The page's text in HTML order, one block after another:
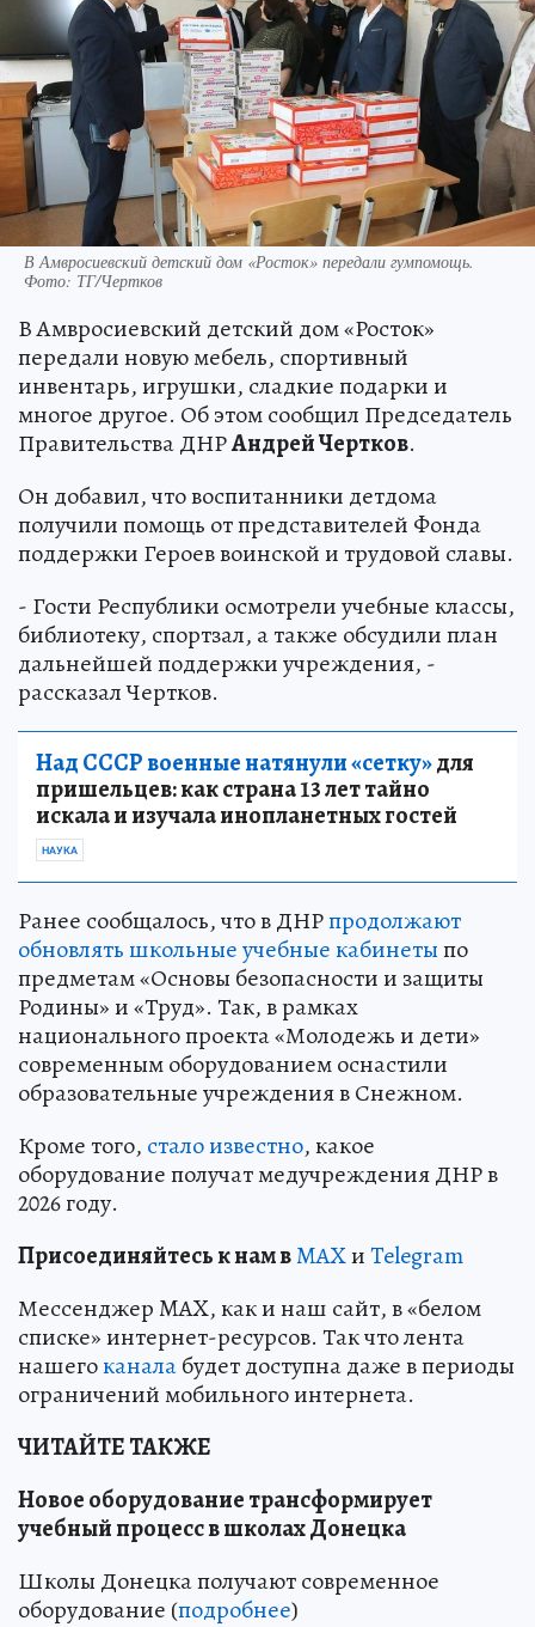
В Амвросиевский детский дом «Росток» передали гумпомощь.
Фото: ТГ/Чертков
В Амвросиевский детский дом «Росток»
передали новую мебель, спортивный
инвентарь, игрушки, сладкие подарки и
многое другое. Об этом сообщил Председатель
Правительства ДНРАндрей Чертков.
Он добавил, что воспитанники детдома
получили помощь от представителей Фонда
поддержки Героев воинской и трудовой славы.
- Гости Республики осмотрели учебные классы,
библиотеку, спортзал, а также обсудили план
дальнейшей поддержки учреждения, -
рассказал Чертков.
Над СССР военные натянули «сетку»для
пришельцев: как страна 13 лет тайно
искала и изучала инопланетных гостей
НАУКА
Ранее сообщалось, что в ДНРпродолжают
обновлять школьные учебные кабинетыпо
предметам «Основы безопасности и защиты
Родины» и «Труд». Так, в рамках
национального проекта «Молодежь и дети»
современным оборудованием оснастили
образовательные учреждения в Снежном.
Кроме того, стало известно, какое
оборудование получат медучреждения ДНР в
2026 году.
Присоединяйтесь к нам вMAXиTelegram
Мессенджер MAX, как и наш сайт, в «белом
списке» интернет-ресурсов. Так что лента
нашегоканалабудет доступна даже в периоды
ограничений мобильного интернета.
ЧИТАЙТЕ ТАКЖЕ
Новое оборудование трансформирует
учебный процесс в школах Донецка
Школы Донецка получают современное
оборудование (подробнее)